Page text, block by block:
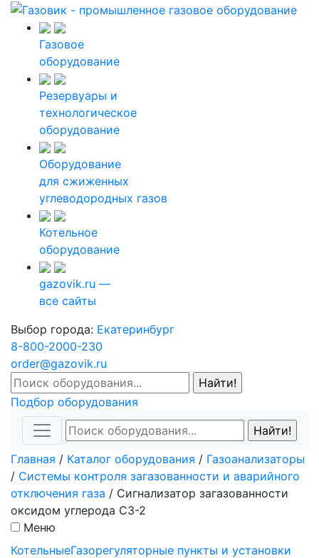
Газовое
оборудование
Резервуары и
технологическое
оборудование
Оборудование
для сжиженных
углеводородных газов
Котельное
оборудование
gazovik.ru —
все сайты
Выбор города: Екатеринбург
8-800-2000-230
order@gazovik.ru
Подбор оборудования
Главная / Каталог оборудования / Газоанализаторы
/ Системы контроля загазованности и аварийного
отключения газа / Сигнализатор загазованности
оксидом углерода СЗ-2
Меню
КотельныеГазорегуляторные пункты и установки